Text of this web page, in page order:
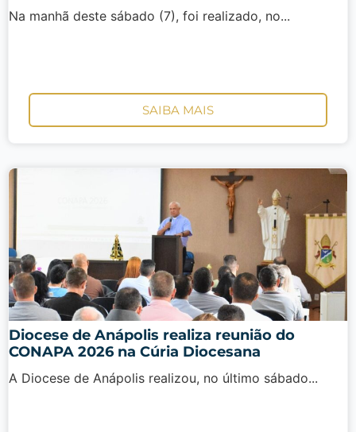
Na manhã deste sábado (7), foi realizado, no...
SAIBA MAIS
Diocese de Anápolis realiza reunião do
CONAPA 2026 na Cúria Diocesana
A Diocese de Anápolis realizou, no último sábado...